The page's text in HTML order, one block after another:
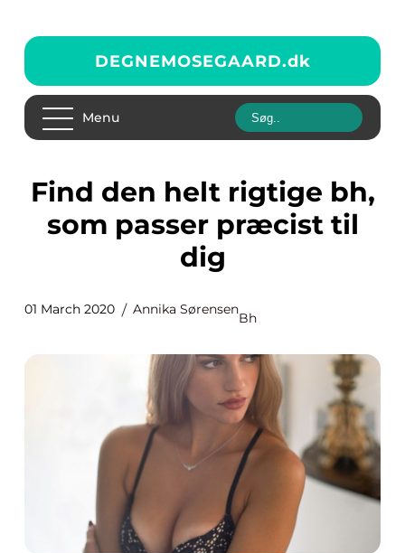
DEGNEMOSEGAARD.dk
Menu
Find den helt rigtige bh,
som passer præcist til
dig
01 March 2020 Annika Sørensen
Bh